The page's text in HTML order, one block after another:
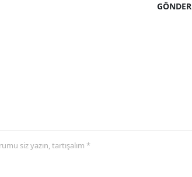
GÖNDER
siz yazın, tartışalım *